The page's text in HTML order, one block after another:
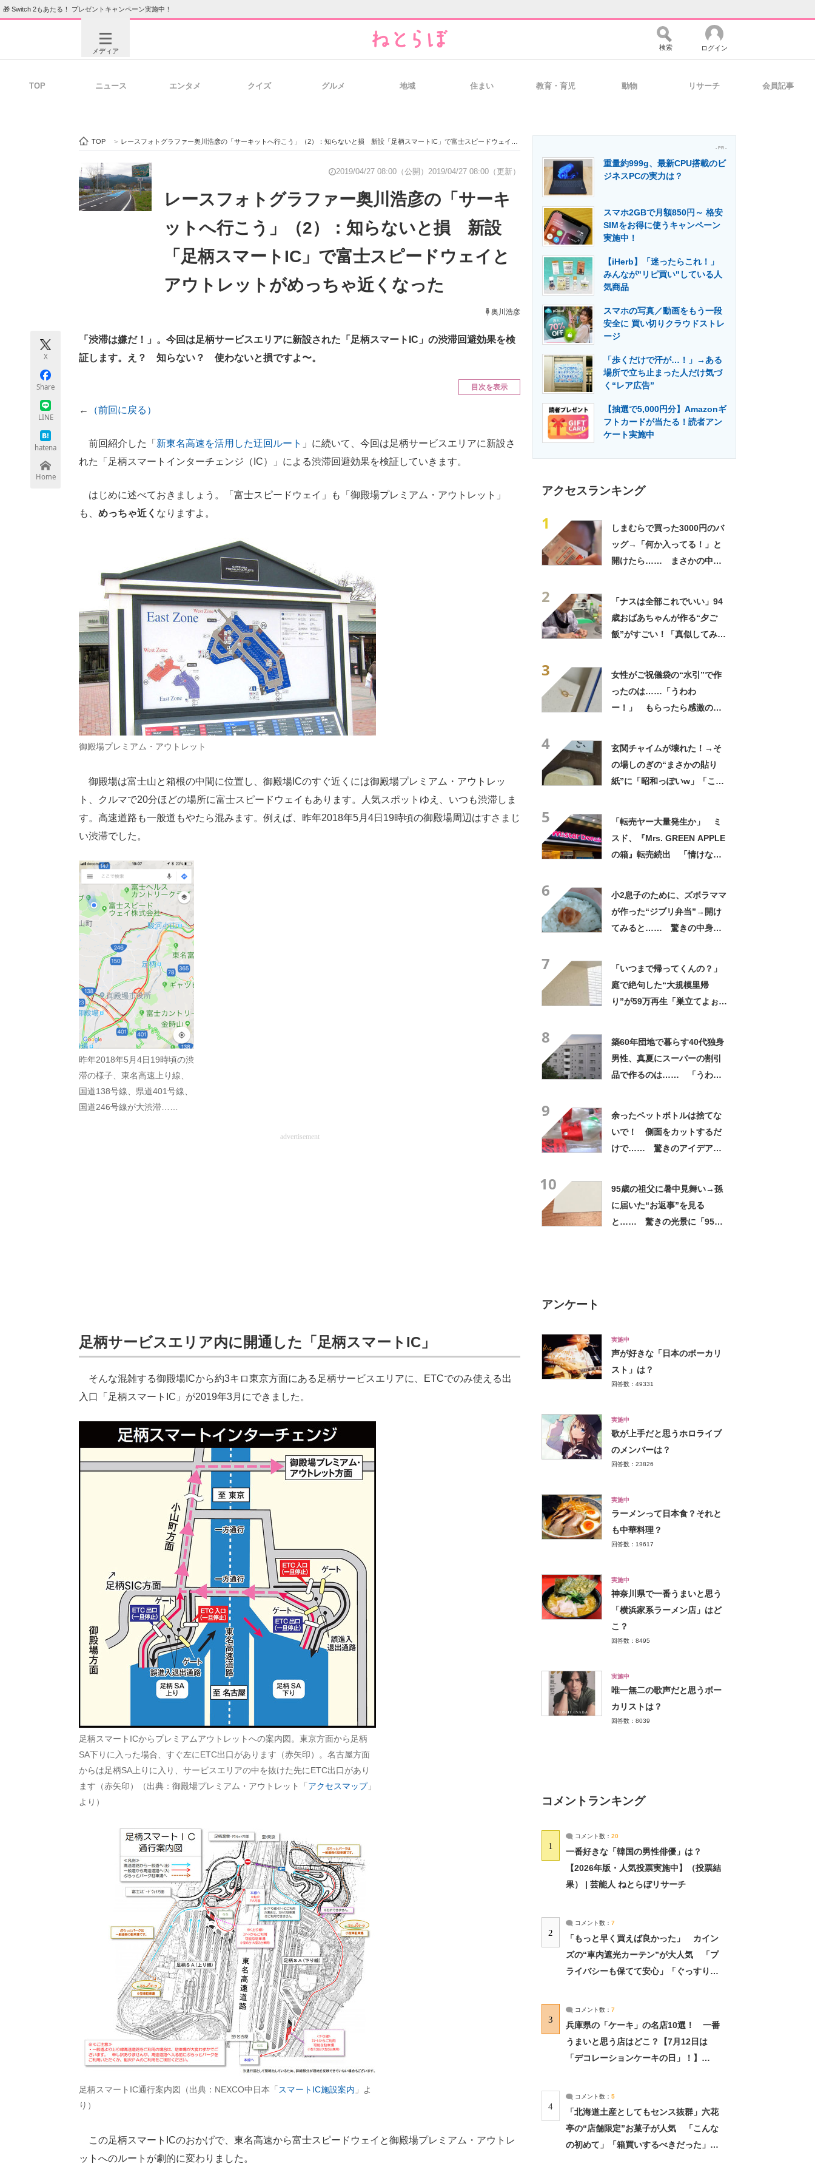
🎁 Switch 2もあたる！ プレゼントキャンペーン実施中！
メディア
ビジネスと働き方のヒント 経営リーダーのコミュニティ マーケ×ITの今がよく分かる
ITエンジニア向け専門サイト 企業向けIT製品の総合サイト IT製品の技術・比較・事例 製造業のIT導入・活用を支援
モノづくり技術者専門サイト エレクトロニクス専門サイト 電子設計の基本と応用 エネルギーの専門メディア 建設×テクノロジーの最前線
ちょっと気になるネットの話題
検索 ログイン
TOP ニュース エンタメ クイズ グルメ 地域 住まい 教育・育児 動物 リサーチ 会員記事
TOP > レースフォトグラファー奥川浩彦の「サーキットへ行こう」（2）：知らないと損 新設「足柄スマートIC」で富士スピードウェイとアウトレットがめっちゃ近くなった
2019/04/27 08:00（公開） 2019/04/27 08:00（更新）
レースフォトグラファー奥川浩彦の「サーキ
ットへ行こう」（2）：知らないと損 新設
「足柄スマートIC」で富士スピードウェイと
アウトレットがめっちゃ近くなった
奥川浩彦
X
Share
LINE
hatena
Home
「渋滞は嫌だ！」。今回は足柄サービスエリアに新設された「足柄スマートIC」の渋滞回避効果を検
証します。え？ 知らない？ 使わないと損ですよ〜。
目次を表示
← （前回に戻る）
前回紹介した「 新東名高速を活用した迂回ルート 」に続いて、今回は足柄サービスエリアに新設さ
れた「足柄スマートインターチェンジ（IC）」による渋滞回避効果を検証していきます。
はじめに述べておきましょう。「富士スピードウェイ」も「御殿場プレミアム・アウトレット」
も、 めっちゃ近く なりますよ。
御殿場プレミアム・アウトレット
御殿場は富士山と箱根の中間に位置し、御殿場ICのすぐ近くには御殿場プレミアム・アウトレッ
ト、クルマで20分ほどの場所に富士スピードウェイもあります。人気スポットゆえ、いつも渋滞しま
す。高速道路も一般道もやたら混みます。例えば、昨年2018年5月4日19時頃の御殿場周辺はすさまじ
い渋滞でした。
昨年2018年5月4日19時頃の渋
滞の様子、東名高速上り線、
国道138号線、県道401号線、
国道246号線が大渋滞……
advertisement
足柄サービスエリア内に開通した「足柄スマートIC」
そんな混雑する御殿場ICから約3キロ東京方面にある足柄サービスエリアに、ETCでのみ使える出
入口「足柄スマートIC」が2019年3月にできました。
足柄スマートICからプレミアムアウトレットへの案内図。東京方面から足柄
SA下りに入った場合、すぐ左にETC出口があります（赤矢印）。名古屋方面
からは足柄SA上りに入り、サービスエリアの中を抜けた先にETC出口があり
ます（赤矢印）（出典：御殿場プレミアム・アウトレット「 アクセスマップ」
より）
足柄スマートIC通行案内図（出典：NEXCO中日本「 スマートIC施設案内 」よ
り）
この足柄スマートICのおかげで、東名高速から富士スピードウェイと御殿場プレミアム・アウトレ
ットへのルートが劇的に変わりました。
- PR -
重量約999g、最新CPU搭載のビ
ジネスPCの実力は？
スマホ2GBで月額850円～ 格安
SIMをお得に使うキャンペーン
実施中！
【iHerb】「迷ったらこれ！」
みんなが"リピ買い"している人
気商品
スマホの写真／動画をもう一段
安全に 買い切りクラウドストレ
ージ
「歩くだけで汗が…！」→ある
場所で立ち止まった人だけ気づ
く“レア広告”
【抽選で5,000円分】Amazonギ
フトカードが当たる！読者アン
ケート実施中
アクセスランキング
1
しまむらで買った3000円のバ
ッグ→「何か入ってる！」と
開けたら…… まさかの中身
2
「ナスは全部これでいい」94
歳おばあちゃんが作る“夕ご
飯”がすごい！「真似してみま
3
女性がご祝儀袋の“水引”で作
ったのは……「うわわ
ー！」 もらったら感激のデ
4
玄関チャイムが壊れた！→そ
の場しのぎの“まさかの貼り
紙”に「昭和っぽいw」「こん
5
「転売ヤー大量発生か」 ミ
スド、『Mrs. GREEN APPLE
の箱』転売続出 「情けない
6
小2息子のために、ズボラママ
が作った“ジブリ弁当”→開け
てみると…… 驚きの中身に
7
「いつまで帰ってくんの？」
庭で絶句した“大規模里帰
り”が59万再生「巣立てよぉぉ
8
築60年団地で暮らす40代独身
男性、真夏にスーパーの割引
品で作るのは…… 「うわ
9
余ったペットボトルは捨てな
いで！ 側面をカットするだ
けで…… 驚きのアイデアに
10
95歳の祖父に暑中見舞い→孫
に届いた“お返事”を見る
と…… 驚きの光景に「95歳
アンケート
実施中
声が好きな「日本のボーカリ
スト」は？
回答数：49331
実施中
歌が上手だと思うホロライブ
のメンバーは？
回答数：23826
実施中
ラーメンって日本食？それと
も中華料理？
回答数：19617
実施中
神奈川県で一番うまいと思う
「横浜家系ラーメン店」はど
こ？
回答数：8495
実施中
唯一無二の歌声だと思うボー
カリストは？
回答数：8039
コメントランキング
1
コメント数： 20
一番好きな「韓国の男性俳優」は？
【2026年版・人気投票実施中】（投票結
果） | 芸能人 ねとらぼリサーチ
2
コメント数： 7
「もっと早く買えば良かった」 カイン
ズの“車内遮光カーテン”が大人気 「プ
ライバシーも保てて安心」「ぐっすり眠
3
コメント数： 7
兵庫県の「ケーキ」の名店10選！ 一番
うまいと思う店はどこ？【7月12日は
「デコレーションケーキの日」！】
4
コメント数： 5
「北海道土産としてもセンス抜群」六花
亭の“店舗限定”お菓子が人気 「こんな
の初めて」「箱買いするべきだった」